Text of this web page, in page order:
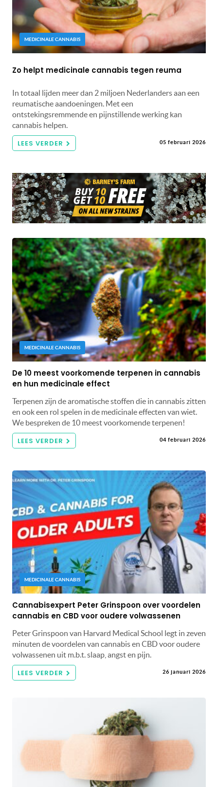
MEDICINALE CANNABIS
Zo helpt medicinale cannabis tegen reuma
In totaal lijden meer dan 2 miljoen Nederlanders aan een
reumatische aandoeningen. Met een
ontstekingsremmende en pijnstillende werking kan
cannabis helpen.
LEES VERDER 05 februari 2026
MEDICINALE CANNABIS
De 10 meest voorkomende terpenen in cannabis
en hun medicinale effect
Terpenen zijn de aromatische stoffen die in cannabis zitten
en ook een rol spelen in de medicinale effecten van wiet.
We bespreken de 10 meest voorkomende terpenen!
LEES VERDER 04 februari 2026
MEDICINALE CANNABIS
Cannabisexpert Peter Grinspoon over voordelen
cannabis en CBD voor oudere volwassenen
Peter Grinspoon van Harvard Medical School legt in zeven
minuten de voordelen van cannabis en CBD voor oudere
volwassenen uit m.b.t. slaap, angst en pijn.
LEES VERDER 26 januari 2026